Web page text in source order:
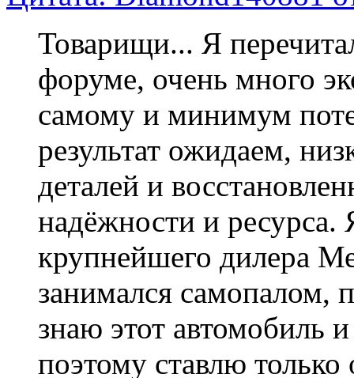
Товарищи... Я
форуме, очень много
самому и минимум
результат ожидаем,
деталей и
надёжности и
крупнейшего дилера
занимался самопалом,
знаю этот автомобиль
поэтому ставлю